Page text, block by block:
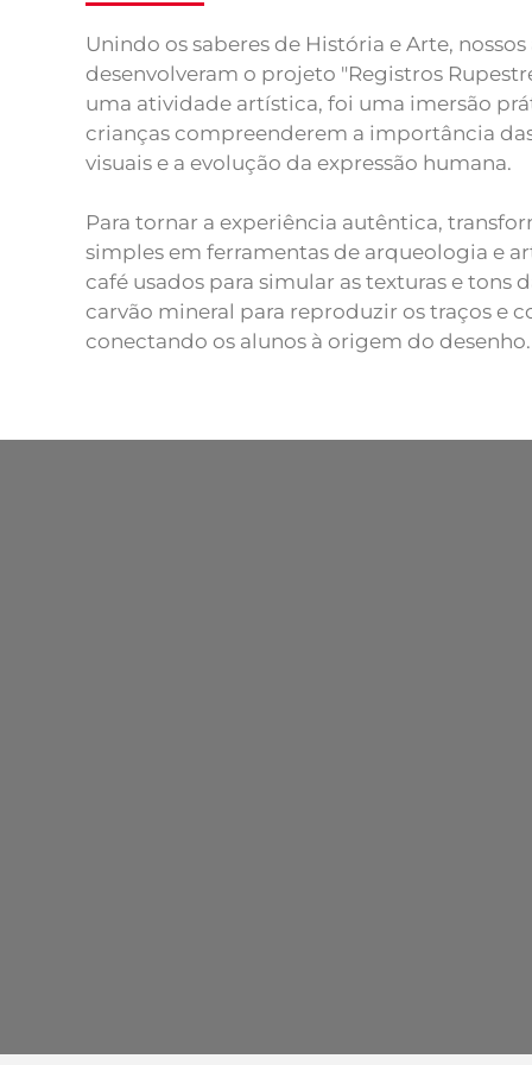
Unindo os saberes de História e Arte, nossos
desenvolveram o projeto "Registros
uma atividade artística, foi uma imersão
crianças compreenderem a importância
visuais e a evolução da expressão humana.
Para tornar a experiência autêntica,
simples em ferramentas de arqueologia e
café usados para simular as texturas e tons
carvão mineral para reproduzir os traços e
conectando os alunos à origem do desenho.